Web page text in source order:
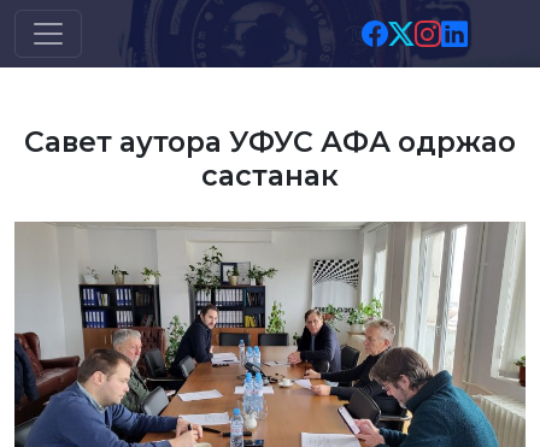
Скип то маин цонтент
Савет аутора УФУС АФА одржао
састанак